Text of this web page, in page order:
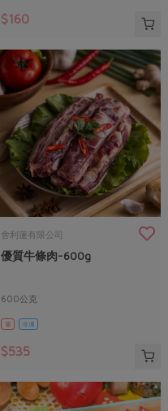
$160
舍利蓮有限公司
優質牛條肉-600g
600公克
葷 冷凍
$535